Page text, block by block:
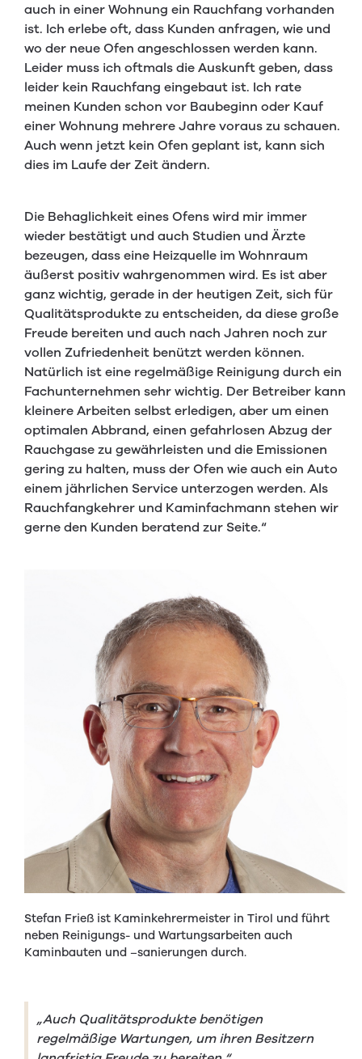
auch in einer Wohnung ein Rauchfang vorhanden
ist. Ich erlebe oft, dass Kunden anfragen, wie und
wo der neue Ofen angeschlossen werden kann.
Leider muss ich oftmals die Auskunft geben, dass
leider kein Rauchfang eingebaut ist. Ich rate
meinen Kunden schon vor Baubeginn oder Kauf
einer Wohnung mehrere Jahre voraus zu schauen.
Auch wenn jetzt kein Ofen geplant ist, kann sich
dies im Laufe der Zeit ändern.
Die Behaglichkeit eines Ofens wird mir immer
wieder bestätigt und auch Studien und Ärzte
bezeugen, dass eine Heizquelle im Wohnraum
äußerst positiv wahrgenommen wird. Es ist aber
ganz wichtig, gerade in der heutigen Zeit, sich für
Qualitätsprodukte zu entscheiden, da diese große
Freude bereiten und auch nach Jahren noch zur
vollen Zufriedenheit benützt werden können.
Natürlich ist eine regelmäßige Reinigung durch ein
Fachunternehmen sehr wichtig. Der Betreiber kann
kleinere Arbeiten selbst erledigen, aber um einen
optimalen Abbrand, einen gefahrlosen Abzug der
Rauchgase zu gewährleisten und die Emissionen
gering zu halten, muss der Ofen wie auch ein Auto
einem jährlichen Service unterzogen werden. Als
Rauchfangkehrer und Kaminfachmann stehen wir
gerne den Kunden beratend zur Seite.“
Stefan Frieß ist Kaminkehrermeister in Tirol und führt
neben Reinigungs- und Wartungsarbeiten auch
Kaminbauten und –sanierungen durch.
„Auch Qualitätsprodukte benötigen
regelmäßige Wartungen, um ihren Besitzern